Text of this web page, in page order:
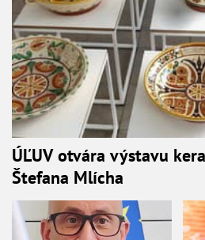
ÚĽUV otvára výstavu
Štefana Mlícha